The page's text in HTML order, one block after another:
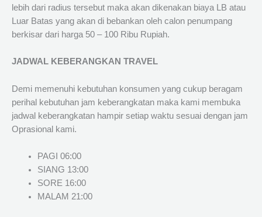
lebih dari radius tersebut maka akan dikenakan biaya LB atau
Luar Batas yang akan di bebankan oleh calon penumpang
berkisar dari harga 50 – 100 Ribu Rupiah.
JADWAL KEBERANGKAN TRAVEL
Demi memenuhi kebutuhan konsumen yang cukup beragam
perihal kebutuhan jam keberangkatan maka kami membuka
jadwal keberangkatan hampir setiap waktu sesuai dengan jam
Oprasional kami.
PAGI 06:00
SIANG 13:00
SORE 16:00
MALAM 21:00